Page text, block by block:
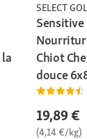
SELECT
Chiot
douce
19,89 €
(4,14 €/kg)